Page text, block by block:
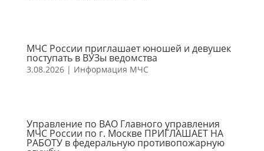
МЧС России приглашает юношей и девушек
поступать в ВУЗы ведомства
3.08.2026| Информация МЧС
Управление по ВАО Главного управления
МЧС России по г. Москве ПРИГЛАШАЕТ НА
РАБОТУ в федеральную противопожарную